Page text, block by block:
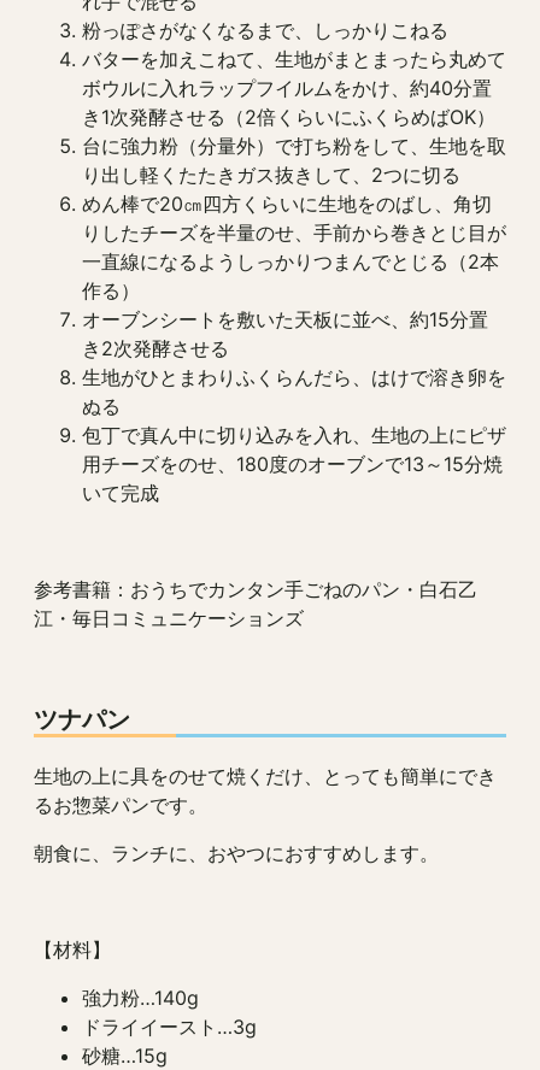
粉っぽさがなくなるまで、しっかりこねる
バターを加えこねて、生地がまとまったら丸めて
ボウルに入れラップフイルムをかけ、約40分置
き1次発酵させる（2倍くらいにふくらめばOK）
台に強力粉（分量外）で打ち粉をして、生地を取
り出し軽くたたきガス抜きして、2つに切る
めん棒で20㎝四方くらいに生地をのばし、角切
りしたチーズを半量のせ、手前から巻きとじ目が
一直線になるようしっかりつまんでとじる（2本
作る）
オーブンシートを敷いた天板に並べ、約15分置
き2次発酵させる
生地がひとまわりふくらんだら、はけで溶き卵を
ぬる
包丁で真ん中に切り込みを入れ、生地の上にピザ
用チーズをのせ、180度のオーブンで13～15分焼
いて完成
参考書籍：おうちでカンタン手ごねのパン・白石乙
江・毎日コミュニケーションズ
ツナパン
生地の上に具をのせて焼くだけ、とっても簡単にでき
るお惣菜パンです。
朝食に、ランチに、おやつにおすすめします。
【材料】
強力粉…140g
ドライイースト…3g
砂糖…15g